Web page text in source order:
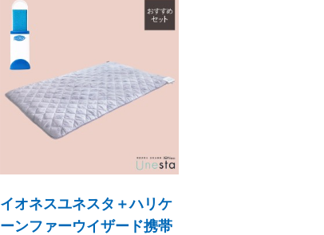
イオネスユネスタ＋ハリケ
ーンファーウイザード携帯